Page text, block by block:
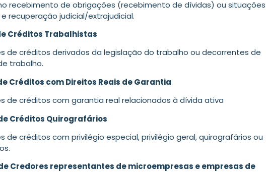
recebimento de obrigações (recebimento de dívidas) ou situações
recuperação judicial/extrajudicial.
Créditos Trabalhistas
de créditos derivados da legislação do trabalho ou decorrentes de
trabalho.
Créditos com Direitos Reais de Garantia
de créditos com garantia real relacionados à dívida ativa
Créditos Quirografários
de créditos com privilégio especial, privilégio geral, quirografários ou
Credores representantes de microempresas e empresas de